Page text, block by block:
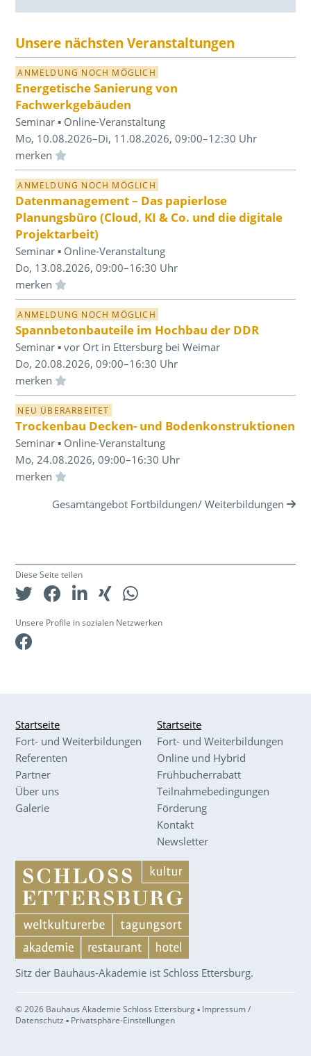
Unsere nächsten Veranstaltungen
ANMELDUNG NOCH MÖGLICH
Energetische Sanierung von
Fachwerkgebäuden
Seminar ▪ Online-Veranstaltung
Mo, 10.08.2026–Di, 11.08.2026, 09:00–12:30 Uhr
Einloggen und Merkliste benutzen
ANMELDUNG NOCH MÖGLICH
Datenmanagement – Das papierlose
Planungsbüro (Cloud, KI & Co. und die digitale
Projektarbeit)
Seminar ▪ Online-Veranstaltung
Do, 13.08.2026, 09:00–16:30 Uhr
Einloggen und Merkliste benutzen
ANMELDUNG NOCH MÖGLICH
Spannbetonbauteile im Hochbau der DDR
Seminar ▪ vor Ort in Ettersburg bei Weimar
Do, 20.08.2026, 09:00–16:30 Uhr
Einloggen und Merkliste benutzen
NEU ÜBERARBEITET
Trockenbau Decken- und Bodenkonstruktionen
Seminar ▪ Online-Veranstaltung
Mo, 24.08.2026, 09:00–16:30 Uhr
Einloggen und Merkliste benutzen
Gesamtangebot Fortbildungen/ Weiterbildungen
Diese Seite teilen
Unsere Profile in sozialen Netzwerken
Startseite
Fort- und Weiterbildungen
Referenten
Partner
Über uns
Galerie
Startseite
Fort- und Weiterbildungen
Online und Hybrid
Frühbucherrabatt
Teilnahmebedingungen
Förderung
Kontakt
Newsletter
Sitz der Bauhaus-Akademie ist Schloss Ettersburg.
© 2026 Bauhaus Akademie Schloss Ettersburg ▪ Impressum /
Datenschutz ▪ Privatsphäre-Einstellungen